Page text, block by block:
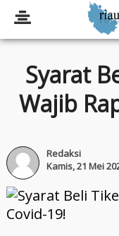
Syarat
Wajib
Redaksi
Kamis, 21 Mei